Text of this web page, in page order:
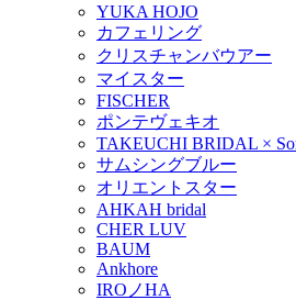
YUKA HOJO
カフェリング
クリスチャンバウアー
マイスター
FISCHER
ポンテヴェキオ
TAKEUCHI BRIDAL ×
サムシングブルー
オリエントスター
AHKAH bridal
CHER LUV
BAUM
Ankhore
IROノHA